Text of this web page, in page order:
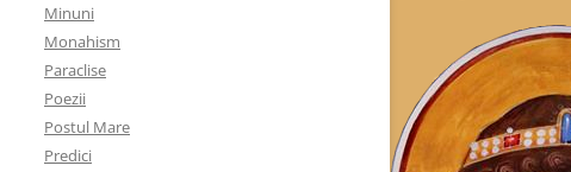
Minuni
Monahism
Paraclise
Poezii
Postul Mare
Predici